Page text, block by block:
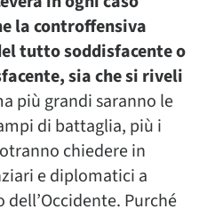
la controffensiva
tutto soddisfacente o
sia che si riveli
più grandi saranno le
di battaglia, più i
chiedere in
e diplomatici a
Purché